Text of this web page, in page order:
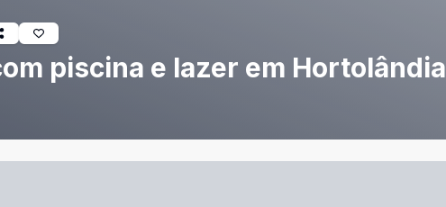
piscina e lazer em Hortolândia